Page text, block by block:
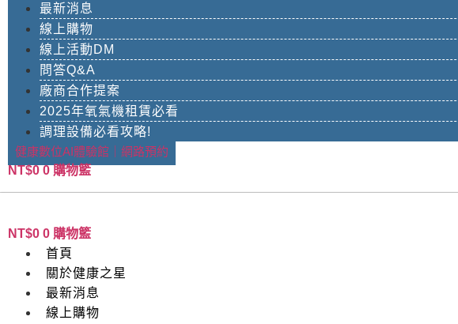
最新消息
線上購物
線上活動DM
問答Q&A
廠商合作提案
2025年氧氣機租賃必看
調理設備必看攻略!
健康數位AI體驗館｜網路預約
NT$0 0 購物籃
NT$0 0 購物籃
首頁
關於健康之星
最新消息
線上購物